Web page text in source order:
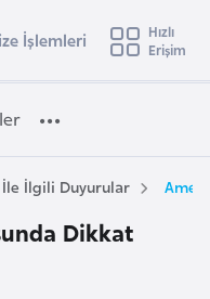
e
t
İşlemleri
Hızlı
Erişim
İlgili Duyurular
Dikkat